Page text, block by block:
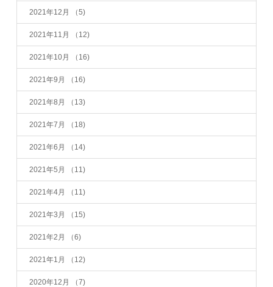
2021年12月 （5)
2021年11月 （12)
2021年10月 （16)
2021年9月 （16)
2021年8月 （13)
2021年7月 （18)
2021年6月 （14)
2021年5月 （11)
2021年4月 （11)
2021年3月 （15)
2021年2月 （6)
2021年1月 （12)
2020年12月 （7)